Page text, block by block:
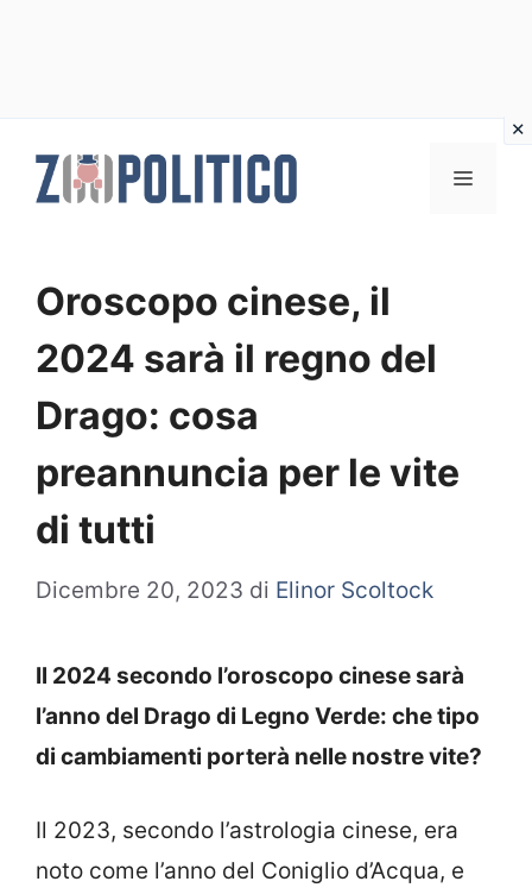
MENU
Oroscopo cinese, il
2024 sarà il regno del
Drago: cosa
preannuncia per le vite
di tutti
Dicembre 20, 2023 di Elinor Scoltock
Il 2024 secondo l’oroscopo cinese sarà
l’anno del Drago di Legno Verde: che tipo
di cambiamenti porterà nelle nostre vite?
Il 2023, secondo l’astrologia cinese, era
noto come l’anno del Coniglio d’Acqua, e